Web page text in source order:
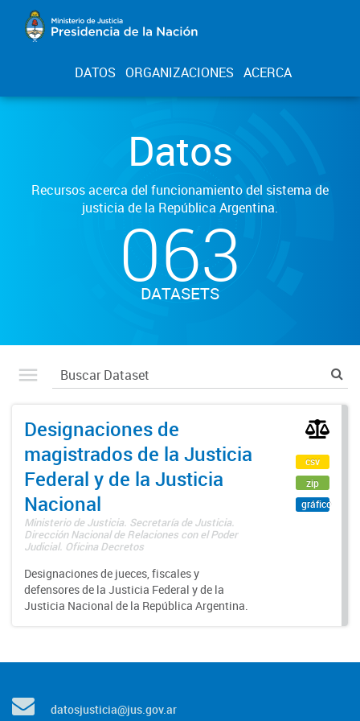
DATOS ORGANIZACIONES ACERCA
Datos
Recursos acerca del funcionamiento del sistema de
justicia de la República Argentina.
063
DATASETS
Designaciones de
magistrados de la Justicia
Federal y de la Justicia
Nacional
Ministerio de Justicia. Secretaría de Justicia.
Dirección Nacional de Relaciones con el Poder
Judicial. Oficina Decretos
Designaciones de jueces, fiscales y
defensores de la Justicia Federal y de la
Justicia Nacional de la República Argentina.
csv
zip
gráfico
datosjusticia@jus.gov.ar